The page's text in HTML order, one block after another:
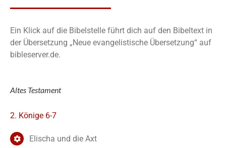
Ein Klick auf die Bibelstelle führt dich auf den Bibeltext in
der Übersetzung „Neue evangelistische Übersetzung“ auf
bibleserver.de.
Altes Testament
2. Könige 6-7
Elischa und die Axt